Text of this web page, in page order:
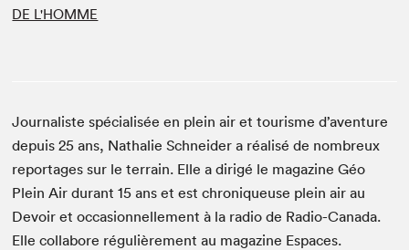
DE L'HOMME
Journaliste spécialisée en plein air et tourisme d’aventure
depuis 25 ans, Nathalie Schneider a réalisé de nombreux
reportages sur le terrain. Elle a dirigé le magazine Géo
Plein Air durant 15 ans et est chroniqueuse plein air au
Devoir et occasionnellement à la radio de Radio-Canada.
Elle collabore régulièrement au magazine Espaces.